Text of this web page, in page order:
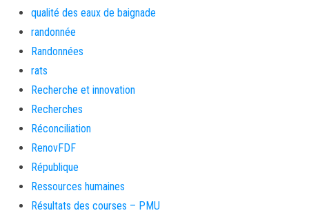
qualité des eaux de baignade
randonnée
Randonnées
rats
Recherche et innovation
Recherches
Réconciliation
RenovFDF
République
Ressources humaines
Résultats des courses – PMU